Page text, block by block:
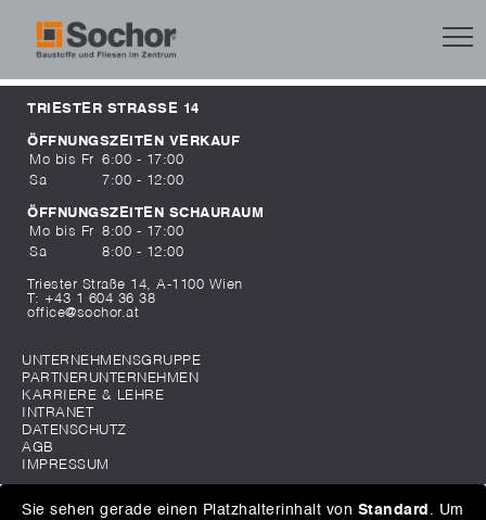
TRIESTER STRASSE 14
ÖFFNUNGSZEITEN VERKAUF
Mo bis Fr
6:00 - 17:00
Sa
7:00 - 12:00
ÖFFNUNGSZEITEN SCHAURAUM
Mo bis Fr
8:00 - 17:00
Sa
8:00 - 12:00
Triester Straße 14, A-1100 Wien
T: +43 1 604 36 38
office@sochor.at
UNTERNEHMENSGRUPPE
PARTNERUNTERNEHMEN
KARRIERE & LEHRE
INTRANET
DATENSCHUTZ
AGB
IMPRESSUM
Sie sehen gerade einen Platzhalterinhalt von Standard . Um